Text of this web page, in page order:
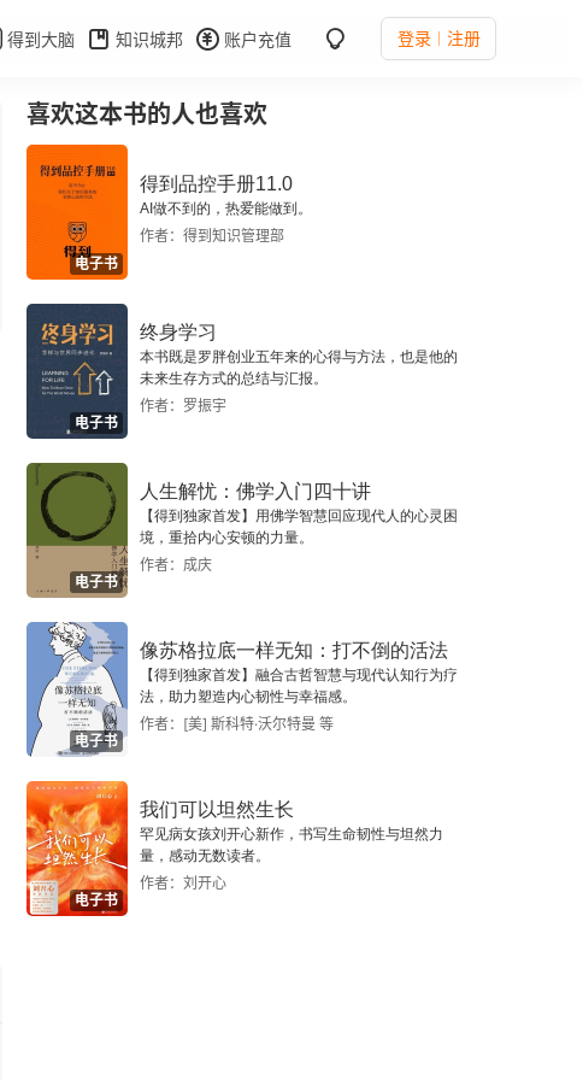
得到大脑 知识城邦 账户充值 登录 注册
喜欢这本书的人也喜欢
电子书
得到品控手册11.0
AI做不到的，热爱能做到。
作者：得到知识管理部
电子书
终身学习
本书既是罗胖创业五年来的心得与方法，也是他的
未来生存方式的总结与汇报。
作者：罗振宇
电子书
人生解忧：佛学入门四十讲
【得到独家首发】用佛学智慧回应现代人的心灵困
境，重拾内心安顿的力量。
作者：成庆
电子书
像苏格拉底一样无知：打不倒的活法
【得到独家首发】融合古哲智慧与现代认知行为疗
法，助力塑造内心韧性与幸福感。
作者：[美] 斯科特·沃尔特曼 等
电子书
我们可以坦然生长
罕见病女孩刘开心新作，书写生命韧性与坦然力
量，感动无数读者。
作者：刘开心